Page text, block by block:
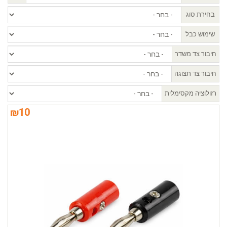
בחירת סוג
שימוש כבל
חיבור צד משדר
חיבור צד תצוגה
רזולוציה מקסימלית
₪10